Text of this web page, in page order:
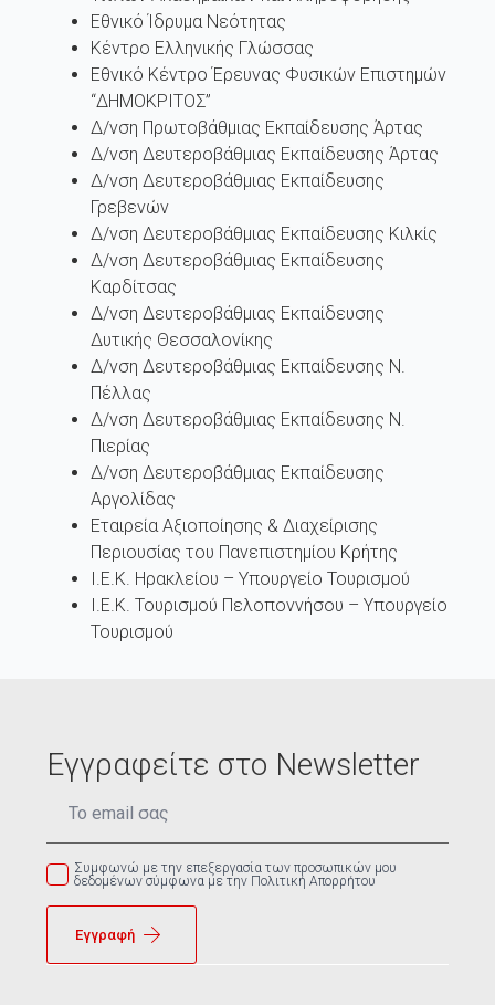
Εθνικό Ίδρυμα Νεότητας
Κέντρο Ελληνικής Γλώσσας
Εθνικό Κέντρο Έρευνας Φυσικών Επιστημών
“ΔΗΜΟΚΡΙΤΟΣ”
Δ/νση Πρωτοβάθμιας Εκπαίδευσης Άρτας
Δ/νση Δευτεροβάθμιας Εκπαίδευσης Άρτας
Δ/νση Δευτεροβάθμιας Εκπαίδευσης
Γρεβενών
Δ/νση Δευτεροβάθμιας Εκπαίδευσης Κιλκίς
Δ/νση Δευτεροβάθμιας Εκπαίδευσης
Καρδίτσας
Δ/νση Δευτεροβάθμιας Εκπαίδευσης
Δυτικής Θεσσαλονίκης
Δ/νση Δευτεροβάθμιας Εκπαίδευσης Ν.
Πέλλας
Δ/νση Δευτεροβάθμιας Εκπαίδευσης Ν.
Πιερίας
Δ/νση Δευτεροβάθμιας Εκπαίδευσης
Αργολίδας
Εταιρεία Αξιοποίησης & Διαχείρισης
Περιουσίας του Πανεπιστημίου Κρήτης
Ι.Ε.Κ. Ηρακλείου – Υπουργείο Τουρισμού
Ι.Ε.Κ. Τουρισμού Πελοποννήσου – Υπουργείο
Τουρισμού
Εγγραφείτε στο Newsletter
Συμφωνώ με την επεξεργασία των προσωπικών μου
δεδομένων σύμφωνα με την Πολιτική Απορρήτου
Εγγραφή